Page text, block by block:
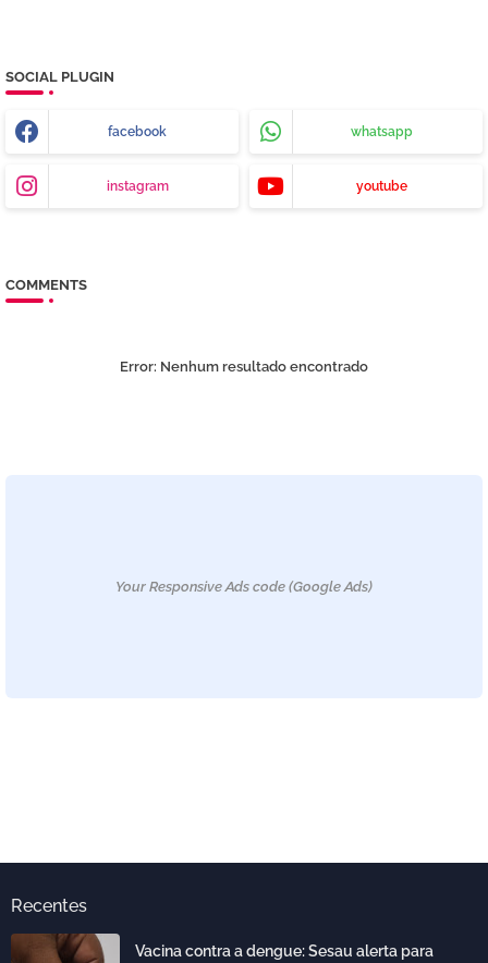
SOCIAL PLUGIN
facebook whatsapp
instagram youtube
COMMENTS
Error: Nenhum resultado encontrado
Your Responsive Ads code (Google Ads)
Recentes
Vacina contra a dengue: Sesau alerta para